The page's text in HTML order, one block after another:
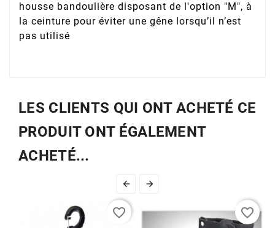
housse bandoulière disposant de l'option "M", à
la ceinture pour éviter une gêne lorsqu’il n’est
pas utilisé
LES CLIENTS QUI ONT ACHETÉ CE
PRODUIT ONT ÉGALEMENT
ACHETÉ...
 
favorite_border favorite_border